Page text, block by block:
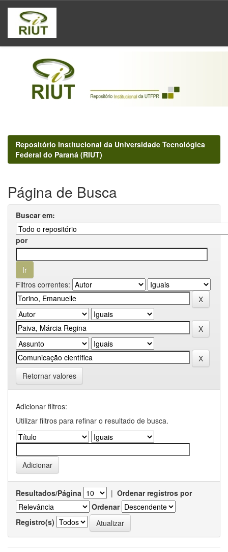
Skip
navigation
Repositório Institucional da Universidade Tecnológica
Federal do Paraná (RIUT)
Página de Busca
Buscar em:
por
Filtros correntes:
Retornar valores
Adicionar filtros:
Utilizar filtros para refinar o resultado de busca.
Resultados/Página | Ordenar registros por
Ordenar
Registro(s)